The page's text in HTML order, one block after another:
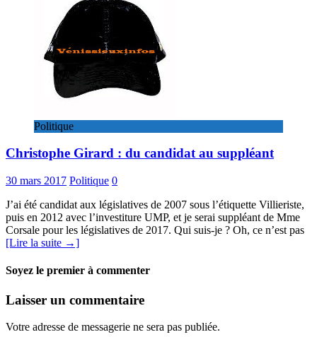
Politique
Christophe Girard : du candidat au suppléant
30 mars 2017 Politique 0
J’ai été candidat aux législatives de 2007 sous l’étiquette Villieriste,
puis en 2012 avec l’investiture UMP, et je serai suppléant de Mme
Corsale pour les législatives de 2017. Qui suis-je ? Oh, ce n’est pas
[Lire la suite →]
Soyez le premier à commenter
Laisser un commentaire
Votre adresse de messagerie ne sera pas publiée.